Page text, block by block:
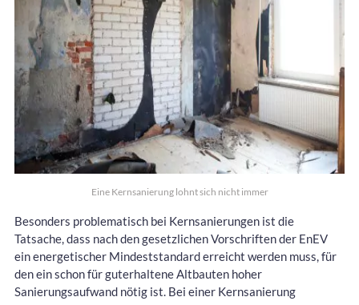
Eine Kernsanierung lohnt sich nicht immer
Besonders problematisch bei Kernsanierungen ist die
Tatsache, dass nach den gesetzlichen Vorschriften der EnEV
ein energetischer Mindeststandard erreicht werden muss, für
den ein schon für guterhaltene Altbauten hoher
Sanierungsaufwand nötig ist. Bei einer Kernsanierung